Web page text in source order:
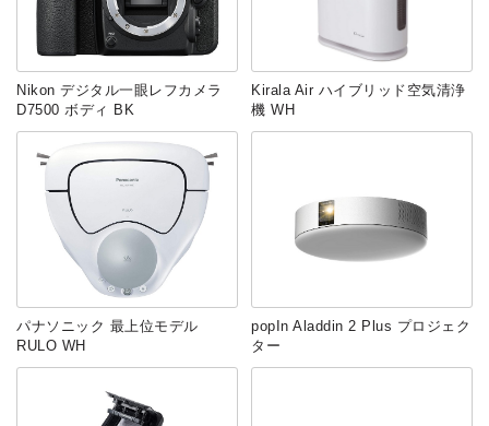
Nikon デジタル一眼レフカメラ
D7500 ボディ BK
Kirala Air ハイブリッド空気清浄
機 WH
パナソニック 最上位モデル
RULO WH
popIn Aladdin 2 Plus プロジェク
ター